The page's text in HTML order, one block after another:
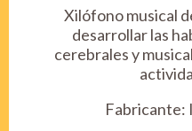
Xilófono musical
desarrollar las
cerebrales y
Fabricante: